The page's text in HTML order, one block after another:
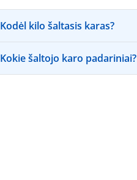
Kodėl kilo šaltasis karas?
Kokie šaltojo karo padariniai?